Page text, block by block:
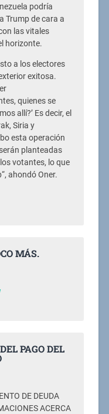
podría
Trump de cara a
las vitales
horizonte.
a los electores
exitosa.
quienes se
allí?’ Es decir, el
Siria y
esta operación
planteadas
votantes, lo que
ahondó Oner.
MÁS.
PAGO DEL
DE DEUDA
ACERCA